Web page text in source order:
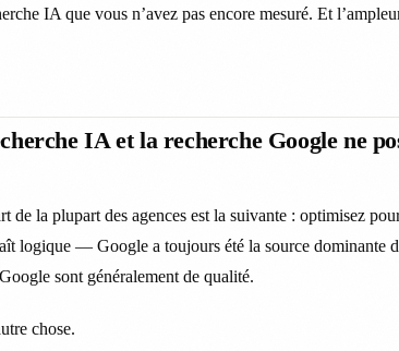
IA que vous n’avez pas encore mesuré. Et
IA et la recherche Google ne
de la plupart des agences est la suivante : optimisez
logique — Google a toujours été la source dominante
sont généralement de qualité.
chose.